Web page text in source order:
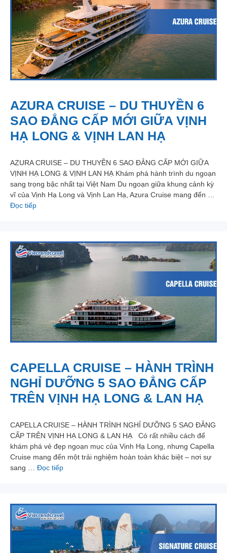
AZURA CRUISE – DU THUYỀN 6
SAO ĐẲNG CẤP MỚI GIỮA VỊNH
HẠ LONG & VỊNH LAN HẠ
AZURA CRUISE – DU THUYỀN 6 SAO ĐẲNG CẤP MỚI GIỮA
VỊNH HẠ LONG & VỊNH LAN HẠ Khám phá hành trình du ngoạn
sang trọng bậc nhất tại Việt Nam Du ngoạn giữa khung cảnh kỳ
vĩ của Vịnh Hạ Long và Vịnh Lan Hạ, Azura Cruise mang đến …
Đọc tiếp
CAPELLA CRUISE – HÀNH TRÌNH
NGHỈ DƯỠNG 5 SAO ĐẲNG CẤP
TRÊN VỊNH HẠ LONG & LAN HẠ
CAPELLA CRUISE – HÀNH TRÌNH NGHỈ DƯỠNG 5 SAO ĐẲNG
CẤP TRÊN VỊNH HẠ LONG & LAN HẠ Có rất nhiều cách để
khám phá vẻ đẹp ngoạn mục của Vịnh Hạ Long, nhưng Capella
Cruise mang đến một trải nghiệm hoàn toàn khác biệt – nơi sự
sang … Đọc tiếp